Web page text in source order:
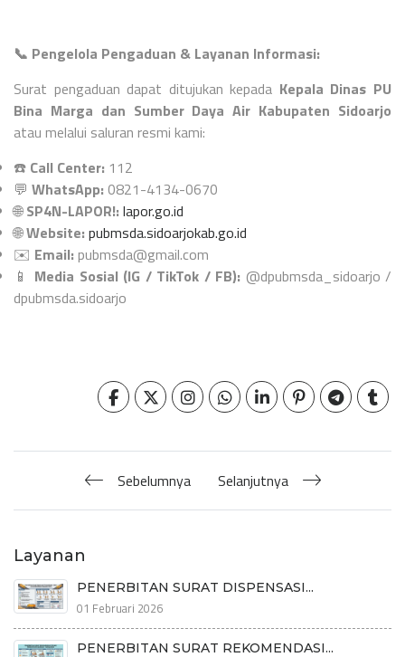
📞 Pengelola Pengaduan & Layanan Informasi:
Surat pengaduan dapat ditujukan kepada Kepala Dinas PU
Bina Marga dan Sumber Daya Air Kabupaten Sidoarjo
atau melalui saluran resmi kami:
☎️ Call Center: 112
💬 WhatsApp: 0821-4134-0670
🌐 SP4N-LAPOR!: lapor.go.id
🌐Website: pubmsda.sidoarjokab.go.id
✉️ Email: pubmsda@gmail.com
📱 Media Sosial (IG / TikTok / FB): @dpubmsda_sidoarjo /
dpubmsda.sidoarjo
Sebelumnya Selanjutnya
Layanan
PENERBITAN SURAT DISPENSASI...
01 Februari 2026
PENERBITAN SURAT REKOMENDASI...